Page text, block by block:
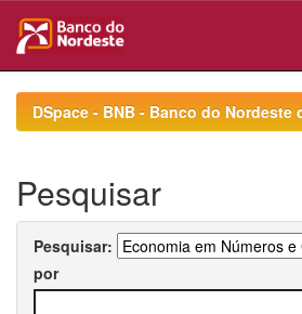
navigationDSpace - BNB - Banco do Nordeste
Pesquisar
Pesquisar:
por